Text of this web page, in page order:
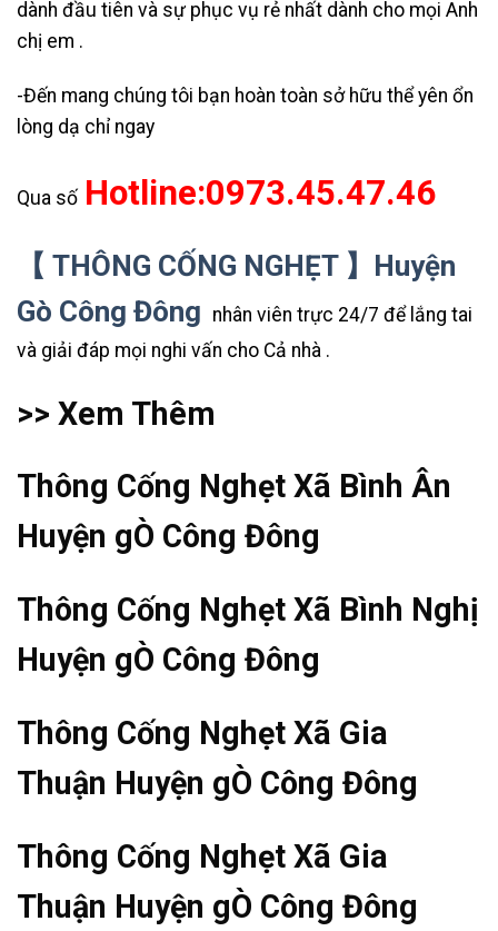
dành đầu tiên và sự phục vụ rẻ nhất dành cho mọi Anh
chị em .
-Đến mang chúng tôi bạn hoàn toàn sở hữu thể yên ổn
lòng dạ chỉ ngay
Qua số Hotline:0973.45.47.46
【 THÔNG CỐNG NGHẸT 】Huyện
Gò Công Đông nhân viên trực 24/7 để lắng tai
và giải đáp mọi nghi vấn cho Cả nhà .
>> Xem Thêm
Thông Cống Nghẹt Xã Bình Ân
Huyện gÒ Công Đông
Thông Cống Nghẹt Xã Bình Nghị
Huyện gÒ Công Đông
Thông Cống Nghẹt Xã Gia
Thuận Huyện gÒ Công Đông
Thông Cống Nghẹt Xã Gia
Thuận Huyện gÒ Công Đông